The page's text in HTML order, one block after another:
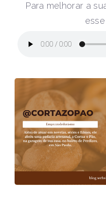
Para melhorar a